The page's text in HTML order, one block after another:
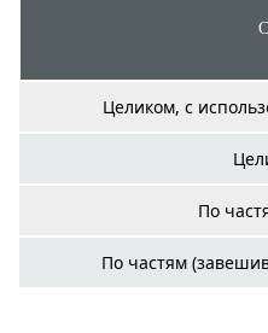
Целиком, с
По
По частям